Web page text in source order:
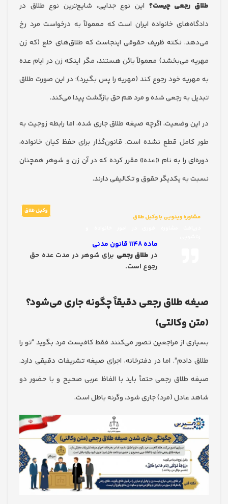
رجعی چیست؟این نوع جدایی، شایع‌ترین نوع طلاق در
خانواده ایران است که معمولاً به درخواست مرد رخ
نکته ظریف حقوقی اینجاست که طلاق‌های خلع (که زن
می‌بخشد) معمولاً بائن هستند، مگر اینکه زن در ایام عده
خود رجوع کند (مهریه را پس بگیرد)؛ در این صورت طلاق
به رجعی شده و مرد هم حق بازگشت پیدا می‌کند.
وضعیت، اگرچه صیغه طلاق جاری شده، اما رابطه زوجیت به
قطع نشده است. قانون‌گذار برای حفظ کیان خانواده،
را به نام «عده» مقرر کرده که در آن زن و شوهر همچنان
یکدیگر حقوق و تکالیفی دارند.
ویدویی با وکیل طلاق
طلاق رجعیبرای شوهر در مدت عده حق
طلاق رجعی دقیقاً چگونه جاری می‌شود؟
وکالتی)
از مراجعین تصور می‌کنند فقط کافیست مرد بگوید “تو را
اما در دفترخانه، اجرای صیغه تشریفات دقیقی دارد.
رجعی حتماً باید با الفاظ عربی صحیح و با حضور دو
(مرد) جاری شود، وگرنه باطل است.